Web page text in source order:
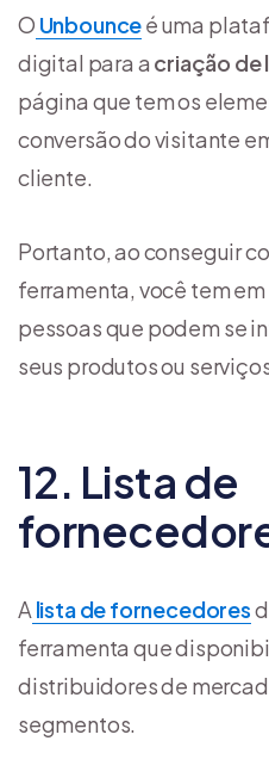
O Unbounceé uma
digital para a criação de
página que tem os
conversão do visitante
cliente.
Portanto, ao conseguir
ferramenta, você tem
pessoas que podem se
seus produtos ou
12. Lista de
A lista de fornecedores
ferramenta que
distribuidores de
segmentos.